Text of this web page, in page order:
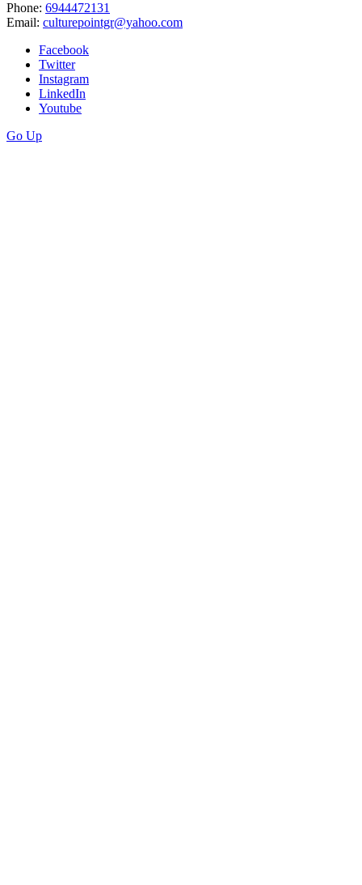
Phone: 6944472131
Email: culturepointgr@yahoo.com
Facebook
Twitter
Instagram
LinkedIn
Youtube
Go Up